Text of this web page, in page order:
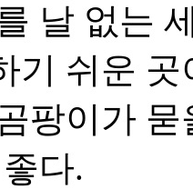
날 없는
기 쉬운
팡이가
다.